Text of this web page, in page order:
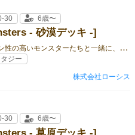
- 砂漠デッキ -]
個
性的でデザイン性の高いモンスターたちと一緒に、 楽しく学びながらバトル！
30 6歳〜
ジー
株式会社ローシス
30 6歳〜